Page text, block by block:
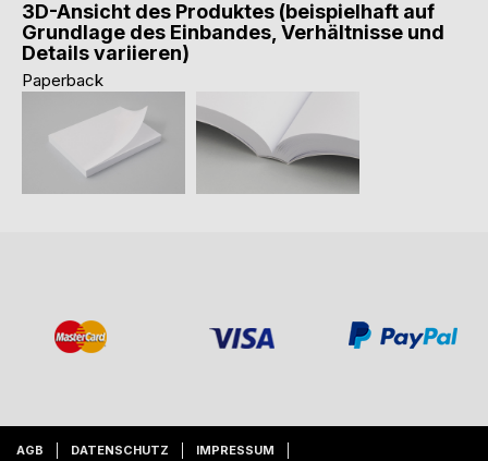
3D-Ansicht des Produktes (beispielhaft auf
Grundlage des Einbandes, Verhältnisse und
Details variieren)
Paperback
AGB DATENSCHUTZ IMPRESSUM